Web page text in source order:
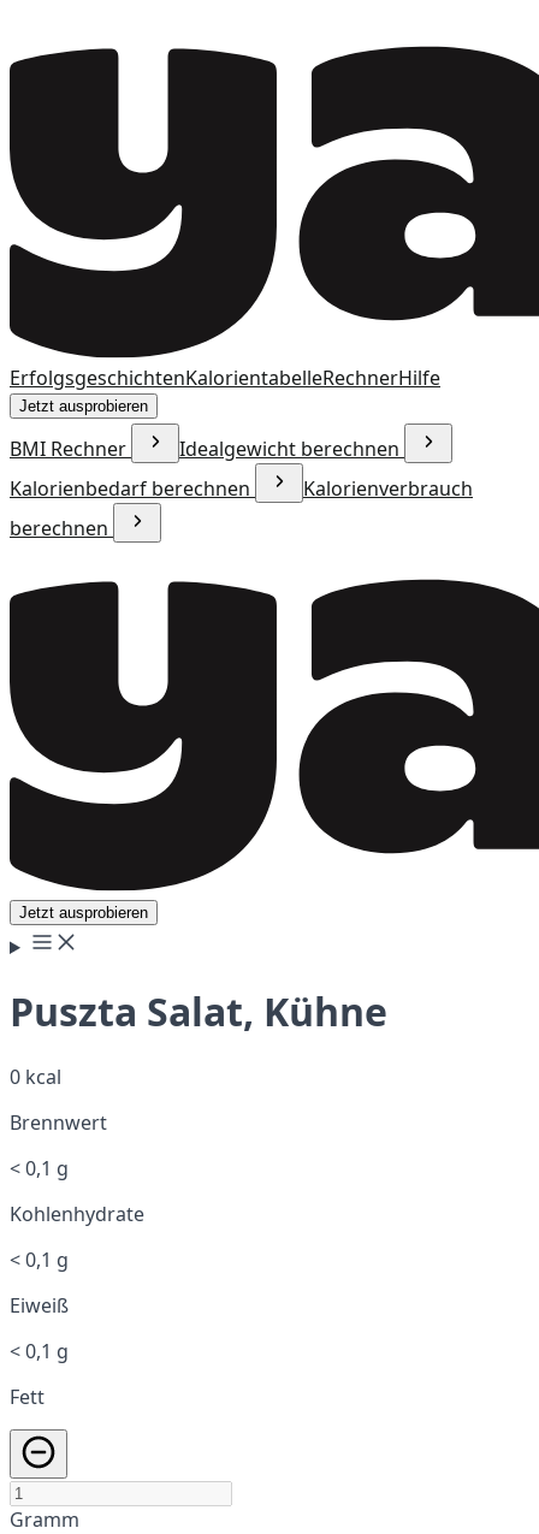
ErfolgsgeschichtenKalorientabelleRechnerHilfe
Jetzt ausprobieren
BMI Rechner
Idealgewicht berechnen
Kalorienbedarf berechnen
Kalorienverbrauch
berechnen
Jetzt ausprobieren
Puszta Salat, Kühne
0 kcal
Brennwert
< 0,1 g
Kohlenhydrate
< 0,1 g
Eiweiß
< 0,1 g
Fett
Gramm